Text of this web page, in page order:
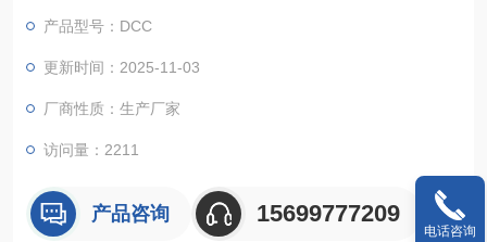
产品型号：DCC
更新时间：2025-11-03
厂商性质：生产厂家
访问量：2211
产品咨询 15699777209
电话咨询